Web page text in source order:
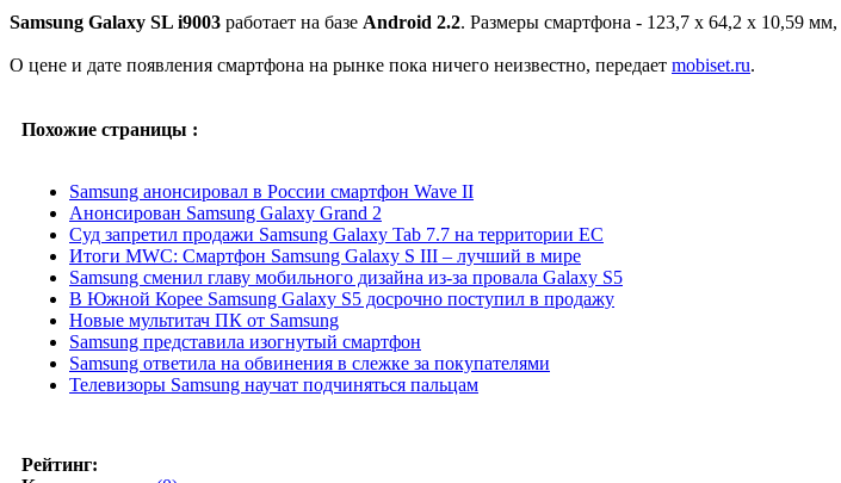
Samsung Galaxy SL i9003 работает на базе Android 2.2. Размеры смартфона - 123,7 x 64,2 x 10,59 мм,
О цене и дате появления смартфона на рынке пока ничего неизвестно, передает mobiset.ru.
Похожие страницы :
Samsung анонсировал в России смартфон Wave II
Анонсирован Samsung Galaxy Grand 2
Суд запретил продажи Samsung Galaxy Tab 7.7 на территории ЕС
Итоги MWC: Смартфон Samsung Galaxy S III – лучший в мире
Samsung сменил главу мобильного дизайна из-за провала Galaxy S5
В Южной Корее Samsung Galaxy S5 досрочно поступил в продажу
Новые мультитач ПК от Samsung
Samsung представила изогнутый смартфон
Samsung ответила на обвинения в слежке за покупателями
Телевизоры Samsung научат подчиняться пальцам
Рейтинг: